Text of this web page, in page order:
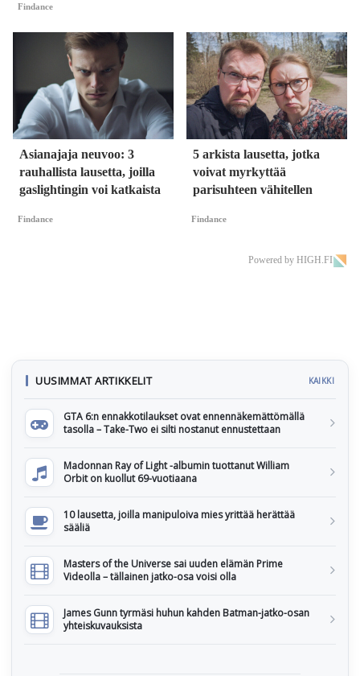
Findance
Asianajaja neuvoo: 3
rauhallista lausetta, joilla
gaslightingin voi katkaista
Findance
5 arkista lausetta, jotka
voivat myrkyttää
parisuhteen vähitellen
Findance
Powered by HIGH.FI
UUSIMMAT ARTIKKELIT KAIKKI
GTA 6:n ennakkotilaukset ovat ennennäkemättömällä
tasolla – Take-Two ei silti nostanut ennustettaan
Madonnan Ray of Light -albumin tuottanut William
Orbit on kuollut 69-vuotiaana
10 lausetta, joilla manipuloiva mies yrittää herättää
sääliä
Masters of the Universe sai uuden elämän Prime
Videolla – tällainen jatko-osa voisi olla
James Gunn tyrmäsi huhun kahden Batman-jatko-osan
yhteiskuvauksista